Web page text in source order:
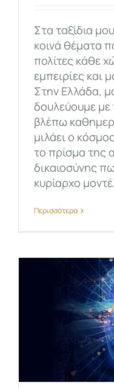
Στα ταξίδια
κοινά θέματα
πολίτες κάθε
εμπειρίες και
Στην Ελλάδα,
δουλεύουμε με
βλέπω
μιλάει ο
το πρίσμα της
δικαιοσύνης
κυρίαρχο
Περισσότερα